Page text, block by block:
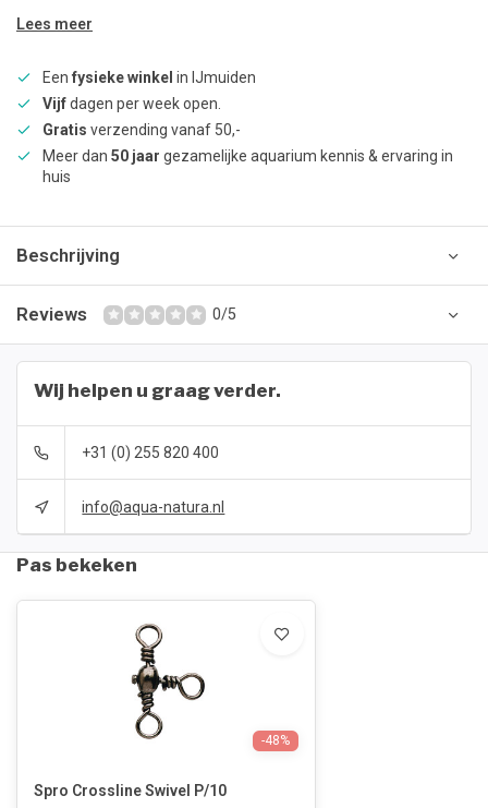
Lees meer
Een fysieke winkel in IJmuiden
Vijfdagen per week open.
Gratis verzending vanaf 50,-
Meer dan 50 jaar gezamelijke aquarium kennis & ervaring in
huis
Beschrijving
Reviews 0/5
Wij helpen u graag verder.
+31 (0) 255 820 400
info@aqua-natura.nl
Pas bekeken
-48%
Spro Crossline Swivel P/10